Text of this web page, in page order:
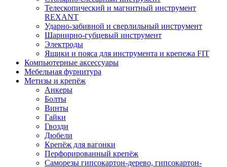
Телескопический и магнитный инструмент
REXANT
Ударно-забивной и сверлильный инструмент
Шарнирно-губцевый инструмент
Электроды
Ящики и пояса для инструмента и крепежа FIT
Компьютерные аксессуары
Мебельная фурнитура
Метизы и крепёж
Анкеры
Болты
Винты
Гайки
Гвозди
Дюбели
Крепёж для вагонки
Перфорированный крепёж
Саморезы гипсокартон-дерево, гипсокартон-